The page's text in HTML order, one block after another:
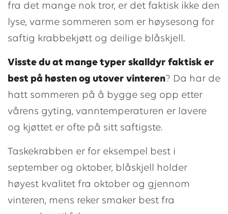
fra det mange nok tror, er det faktisk ikke den
lyse, varme sommeren som er høysesong for
saftig krabbekjøtt og deilige blåskjell.
Visste du at mange typer skalldyr faktisk er
best på høsten og utover vinteren? Da har de
hatt sommeren på å bygge seg opp etter
vårens gyting, vanntemperaturen er lavere
og kjøttet er ofte på sitt saftigste.
Taskekrabben er for eksempel best i
september og oktober, blåskjell holder
høyest kvalitet fra oktober og gjennom
vinteren, mens reker smaker best fra